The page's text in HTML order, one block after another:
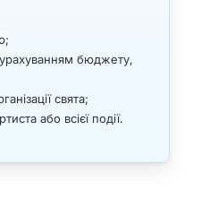
урахуванням бюджету,
свята;
або всієї події.